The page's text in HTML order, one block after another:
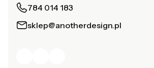
784 014 183
sklep@anotherdesign.pl